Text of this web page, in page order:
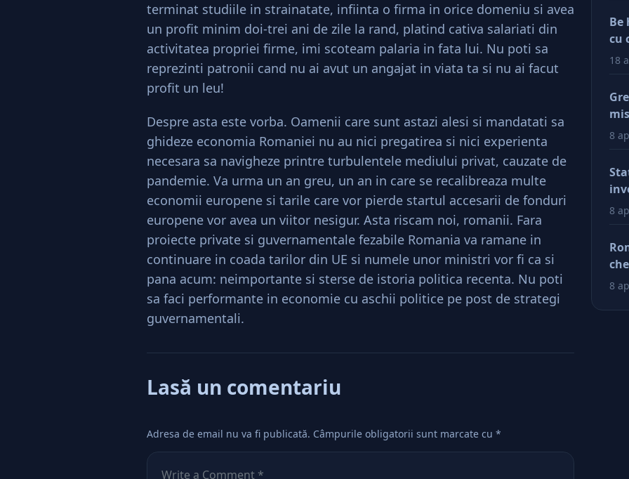
terminat studiile in strainatate, infiinta o firma in orice domeniu si avea
un profit minim doi-trei ani de zile la rand, platind cativa salariati din
activitatea propriei firme, imi scoteam palaria in fata lui. Nu poti sa
reprezinti patronii cand nu ai avut un angajat in viata ta si nu ai facut
profit un leu!
Despre asta este vorba. Oamenii care sunt astazi alesi si mandatati sa
ghideze economia Romaniei nu au nici pregatirea si nici experienta
necesara sa navigheze printre turbulentele mediului privat, cauzate de
pandemie. Va urma un an greu, un an in care se recalibreaza multe
economii europene si tarile care vor pierde startul accesarii de fonduri
europene vor avea un viitor nesigur. Asta riscam noi, romanii. Fara
proiecte private si guvernamentale fezabile Romania va ramane in
continuare in coada tarilor din UE si numele unor ministri vor fi ca si
pana acum: neimportante si sterse de istoria politica recenta. Nu poti
sa faci performante in economie cu aschii politice pe post de strategi
guvernamentali.
Lasă un comentariu
Adresa de email nu va fi publicată. Câmpurile obligatorii sunt marcate cu *
Be
cu
18
8
rău
8
8